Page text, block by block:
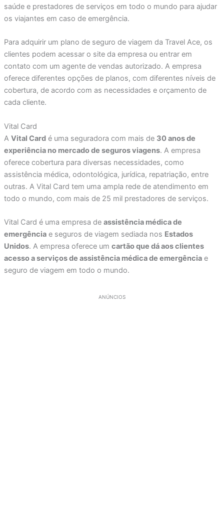
saúde e prestadores de serviços em todo o mundo para ajudar
os viajantes em caso de emergência.
Para adquirir um plano de seguro de viagem da Travel Ace, os
clientes podem acessar o site da empresa ou entrar em
contato com um agente de vendas autorizado. A empresa
oferece diferentes opções de planos, com diferentes níveis de
cobertura, de acordo com as necessidades e orçamento de
cada cliente.
Vital Card
A Vital Cardé uma seguradora com mais de 30 anos de
experiência no mercado de seguros viagens. A empresa
oferece cobertura para diversas necessidades, como
assistência médica, odontológica, jurídica, repatriação, entre
outras. A Vital Card tem uma ampla rede de atendimento em
todo o mundo, com mais de 25 mil prestadores de serviços.
Vital Card é uma empresa de assistência médica de
emergênciae seguros de viagem sediada nos Estados
Unidos. A empresa oferece um cartão que dá aos clientes
acesso a serviços de assistência médica de emergênciae
seguro de viagem em todo o mundo.
ANÚNCIOS